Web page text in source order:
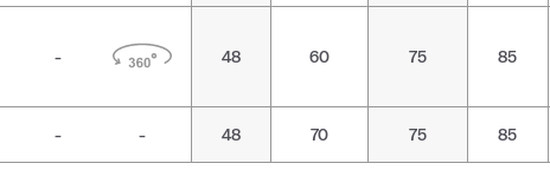
- 48 60 75 85
- - 48 70 75 85